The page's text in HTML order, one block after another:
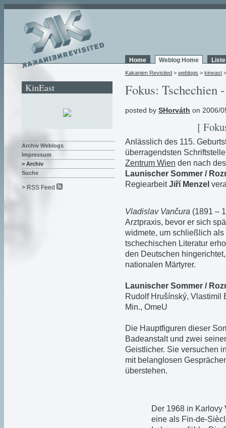
Home Weblog Home
Kakanien Revisited > weblogs > kineast
Fokus: Tschechien
posted by SHorváth on 2006/
[
Anlässlich des 115.
überragendsten
Zentrum Wien den nach
Launischer Sommer /
RegiearbeitJiří Menzel
Vladislav Vančura (1891 –
Arztpraxis, bevor er sich
widmete, um schließlich
tschechischen Literatur
den Deutschen
nationalen Märtyrer.
Launischer Sommer /
Rudolf Hrušínský, Vlastimil
Min., OmeU
Die Hauptfiguren dieser
Badeanstalt und zwei
Geistlicher. Sie versuchen
mit belanglosen
überstehen.
Der 1968 in Karlovy
eine als Fin-de-
KinEast
Archiv Weblogs
Impressum
> Archiv
Suche
> RSS Feed